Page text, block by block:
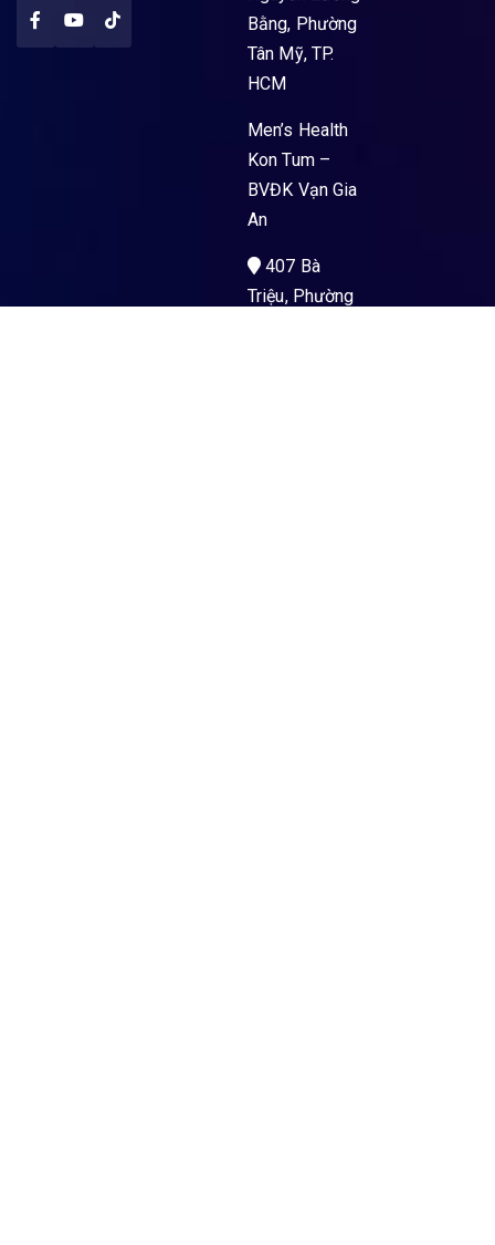
Bằng, Phường
Tân Mỹ, TP.
HCM
Men’s Health
Kon Tum –
BVĐK Vạn Gia
An
407 Bà
Triệu, Phường